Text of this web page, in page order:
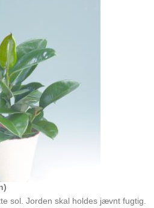
sol. Jorden skal holdes jævnt fugtig.